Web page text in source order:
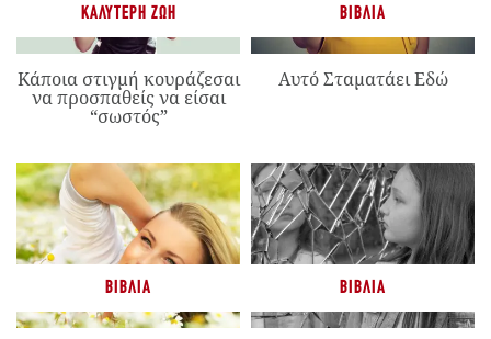
ΚΑΛΎΤΕΡΗ ΖΩΉ
Κάποια στιγμή κουράζεσαι
να προσπαθείς να είσαι
“σωστός”
ΒΙΒΛΊΑ
Αυτό Σταματάει Εδώ
ΒΙΒΛΊΑ ΒΙΒΛΊΑ